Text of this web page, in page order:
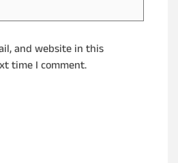
and website in this
time I comment.